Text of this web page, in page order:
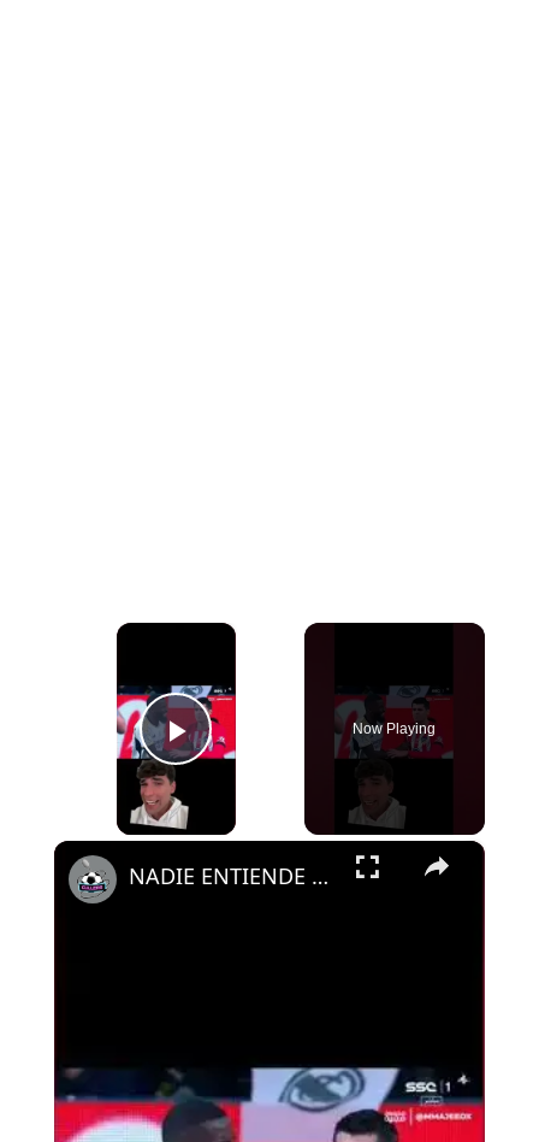
×
Play Video
Now Playing
×
NADIE ENTIENDE LAS ACTITUDES DE RUDIGER